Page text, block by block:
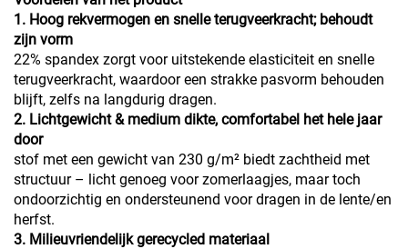
1. Hoog rekvermogen en snelle terugveerkracht; behoudt
zijn vorm
22% spandex zorgt voor uitstekende elasticiteit en snelle
terugveerkracht, waardoor een strakke pasvorm behouden
blijft, zelfs na langdurig dragen.
2. Lichtgewicht & medium dikte, comfortabel het hele jaar
door
stof met een gewicht van 230 g/m² biedt zachtheid met
structuur – licht genoeg voor zomerlaagjes, maar toch
ondoorzichtig en ondersteunend voor dragen in de lente/en
herfst.
3. Milieuvriendelijk gerecycled materiaal